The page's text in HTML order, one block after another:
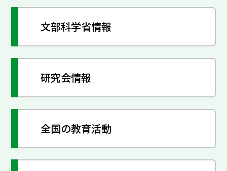
文部科学省情報
研究会情報
全国の教育活動